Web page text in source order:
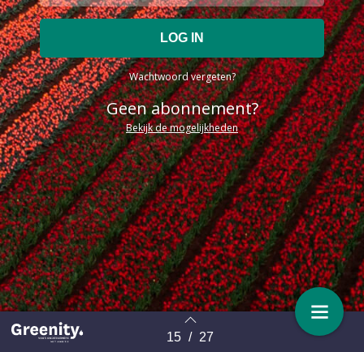
Terug naar overzicht 15 / 27
Wachtwoord vergeten?
Geen abonnement?
Bekijk de mogelijkheden